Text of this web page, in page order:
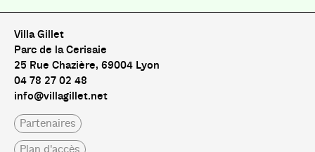
Villa Gillet
Parc de la Cerisaie
25 Rue Chazière, 69004 Lyon
04 78 27 02 48
info@villagillet.net
Partenaires
Plan d'accès